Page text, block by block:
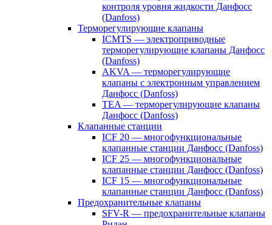
контроля уровня жидкости Данфосс
(Danfoss)
Терморегулирующие клапаны
ICMTS — электроприводные
терморегулирующие клапаны Данфосс
(Danfoss)
AKVA — терморегулирующие
клапаны с электронным управлением
Данфосс (Danfoss)
TEA — терморегулирующие клапаны
Данфосс (Danfoss)
Клапанные станции
ICF 20 — многофункциональные
клапанные станции Данфосс (Danfoss)
ICF 25 — многофункциональные
клапанные станции Данфосс (Danfoss)
ICF 15 — многофункциональные
клапанные станции Данфосс (Danfoss)
Предохранительные клапаны
SFV-R — предохранительные клапаны